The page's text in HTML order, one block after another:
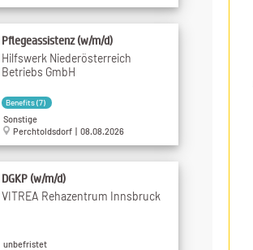
Pflegeassistenz (w/m/d)
Hilfswerk Niederösterreich
Betriebs GmbH
Benefits (7)
Sonstige
Perchtoldsdorf | 08.08.2026
DGKP (w/m/d)
VITREA Rehazentrum Innsbruck
unbefristet